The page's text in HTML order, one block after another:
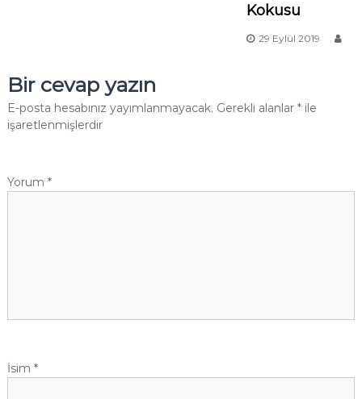
Kokusu
29 Eylül 2019
Bir cevap yazın
E-posta hesabınız yayımlanmayacak. Gerekli alanlar *ile
işaretlenmişlerdir
Yorum *
İsim *